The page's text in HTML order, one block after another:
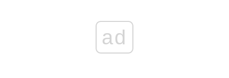
ad